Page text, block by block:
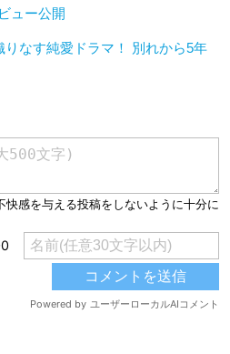
ュー公開
なす純愛ドラマ！ 別れから5年